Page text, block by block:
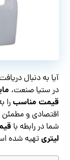
آیا به دنبال
در ستیا صنعت،
قیمت مناسبرا
اقتصادی و مطمئن
شما در رابطه با
لیتریتهیه شده